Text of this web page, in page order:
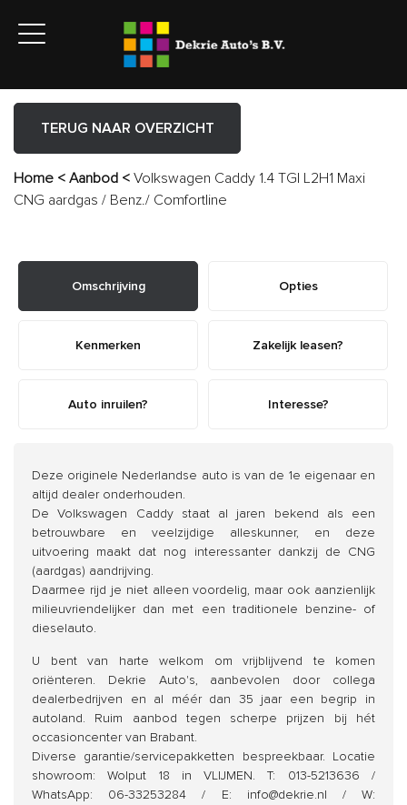
TERUG NAAR OVERZICHT
Home < Aanbod < Volkswagen Caddy 1.4 TGI L2H1 Maxi
CNG aardgas / Benz./ Comfortline
Omschrijving Opties
Kenmerken Zakelijk leasen?
Auto inruilen? Interesse?
Deze originele Nederlandse auto is van de 1e eigenaar en
altijd dealer onderhouden.
De Volkswagen Caddy staat al jaren bekend als een
betrouwbare en veelzijdige alleskunner, en deze
uitvoering maakt dat nog interessanter dankzij de CNG
(aardgas) aandrijving.
Daarmee rijd je niet alleen voordelig, maar ook aanzienlijk
milieuvriendelijker dan met een traditionele benzine- of
dieselauto.
U bent van harte welkom om vrijblijvend te komen
oriënteren. Dekrie Auto's, aanbevolen door collega
dealerbedrijven en al méér dan 35 jaar een begrip in
autoland. Ruim aanbod tegen scherpe prijzen bij hét
occasioncenter van Brabant.
Diverse garantie/servicepakketten bespreekbaar. Locatie
showroom: Wolput 18 in VLIJMEN. T: 013-5213636 /
WhatsApp: 06-33253284 / E: info@dekrie.nl / W: